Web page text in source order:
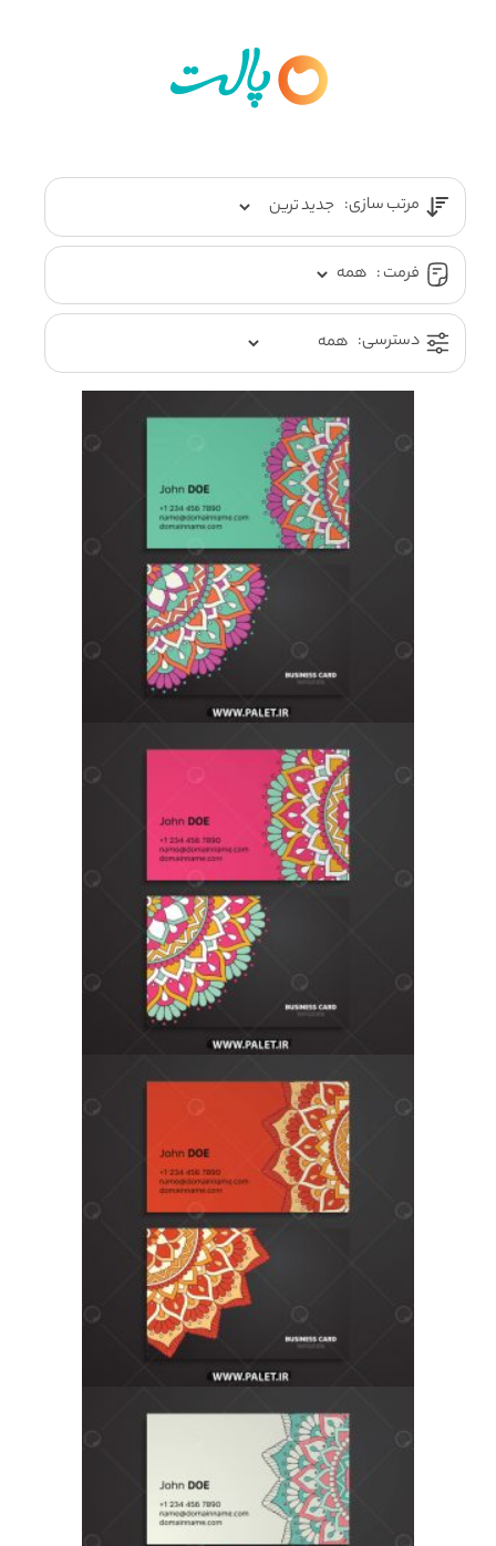
مرتب سازی:
فرمت :
دسترسی: